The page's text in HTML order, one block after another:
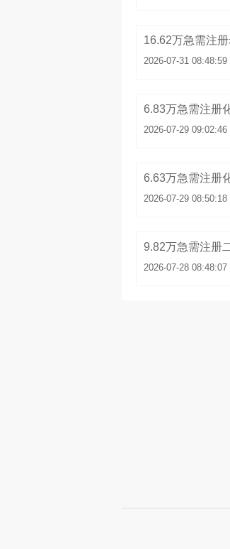
16.62万急需注
2026-07-31 08:48:59
6.83万急需注册
2026-07-29 09:02:46
6.63万急需注册
2026-07-29 08:50:18
2026-07-28 08:48:07